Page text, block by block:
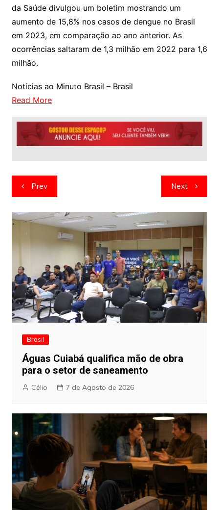
da Saúde divulgou um boletim mostrando um
aumento de 15,8% nos casos de dengue no Brasil
em 2023, em comparação ao ano anterior. As
ocorrências saltaram de 1,3 milhão em 2022 para 1,6
milhão.
Notícias ao Minuto Brasil – Brasil
Read More
Navegação
de
artigos
Prev Next
Brasil
Águas Cuiabá qualifica mão de obra
para o setor de saneamento
Célio 7 de Agosto de 2026